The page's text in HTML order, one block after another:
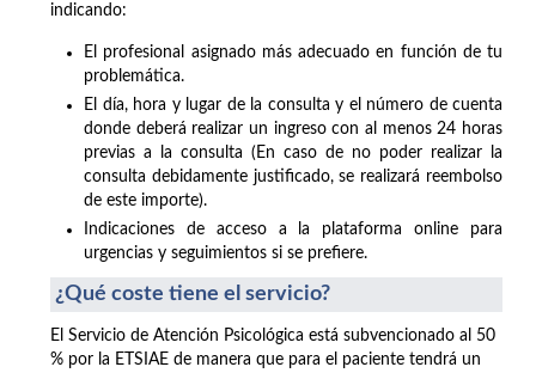
indicando:
El profesional asignado más adecuado en función de tu
problemática.
El día, hora y lugar de la consulta y el número de cuenta
donde deberá realizar un ingreso con al menos 24 horas
previas a la consulta (En caso de no poder realizar la
consulta debidamente justificado, se realizará reembolso
de este importe).
Indicaciones de acceso a la plataforma online para
urgencias y seguimientos si se prefiere.
¿Qué coste tiene el servicio?
El Servicio de Atención Psicológica está subvencionado al 50
% por la ETSIAE de manera que para el paciente tendrá un